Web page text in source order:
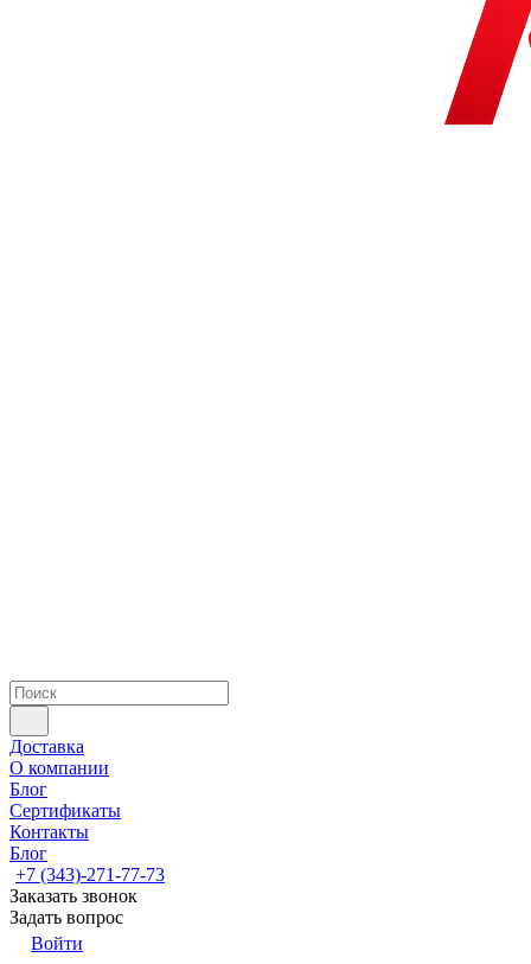
Доставка
О компании
Блог
Сертификаты
Контакты
Блог
+7 (343)-271-77-73
Заказать звонок
Задать вопрос
Войти